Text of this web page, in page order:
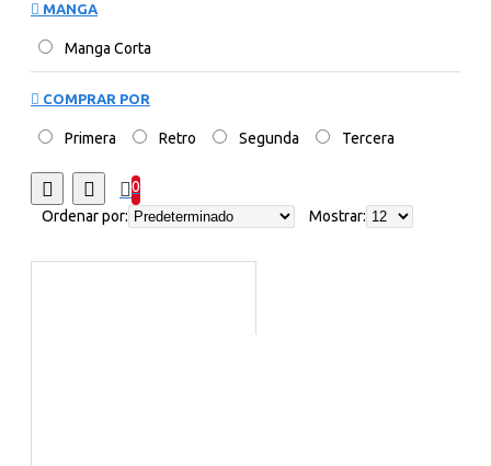
MANGA
Manga Corta
COMPRAR POR
Primera Retro Segunda Tercera
0
Ordenar por:
Mostrar: